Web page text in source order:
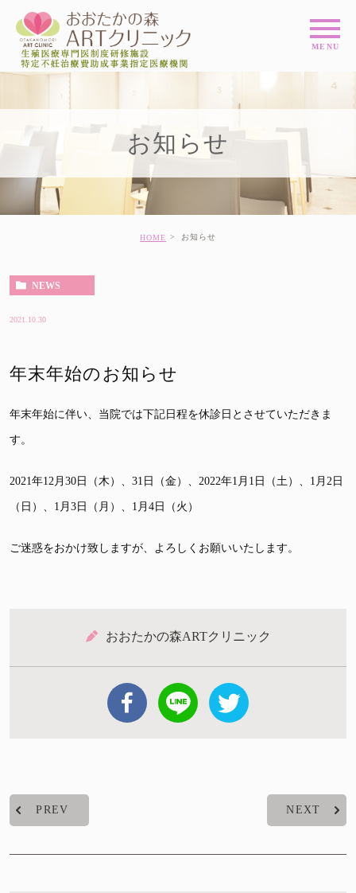
お知らせ
HOME お知らせ
NEWS
2021.10.30
年末年始のお知らせ
年末年始に伴い、当院では下記日程を休診日とさせていただきま
す。
2021年12月30日（木）、31日（金）、2022年1月1日（土）、1月2日
（日）、1月3日（月）、1月4日（火）
ご迷惑をおかけ致しますが、よろしくお願いいたします。
おおたかの森ARTクリニック
PREV NEXT